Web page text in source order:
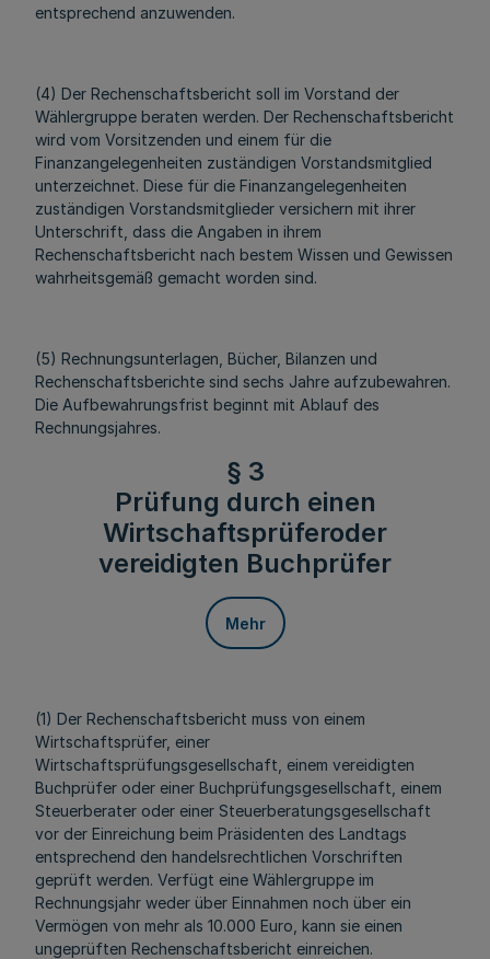
entsprechend anzuwenden.
(4) Der Rechenschaftsbericht soll im Vorstand der
Wählergruppe beraten werden. Der Rechenschaftsbericht
wird vom Vorsitzenden und einem für die
Finanzangelegenheiten zuständigen Vorstandsmitglied
unterzeichnet. Diese für die Finanzangelegenheiten
zuständigen Vorstandsmitglieder versichern mit ihrer
Unterschrift, dass die Angaben in ihrem
Rechenschaftsbericht nach bestem Wissen und Gewissen
wahrheitsgemäß gemacht worden sind.
(5) Rechnungsunterlagen, Bücher, Bilanzen und
Rechenschaftsberichte sind sechs Jahre aufzubewahren.
Die Aufbewahrungsfrist beginnt mit Ablauf des
Rechnungsjahres.
§ 3
Prüfung durch einen
Wirtschaftsprüferoder
vereidigten Buchprüfer
Mehr
(1) Der Rechenschaftsbericht muss von einem
Wirtschaftsprüfer, einer
Wirtschaftsprüfungsgesellschaft, einem vereidigten
Buchprüfer oder einer Buchprüfungsgesellschaft, einem
Steuerberater oder einer Steuerberatungsgesellschaft
vor der Einreichung beim Präsidenten des Landtags
entsprechend den handelsrechtlichen Vorschriften
geprüft werden. Verfügt eine Wählergruppe im
Rechnungsjahr weder über Einnahmen noch über ein
Vermögen von mehr als 10.000 Euro, kann sie einen
ungeprüften Rechenschaftsbericht einreichen.